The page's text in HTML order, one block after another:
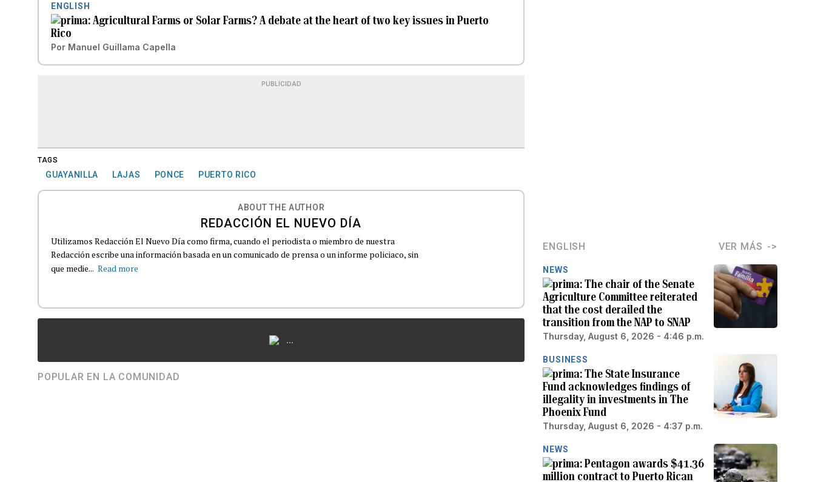
ENGLISH
Agricultural Farms or Solar Farms? A debate at the heart of two key issues in Puerto
Rico
Por Manuel Guillama Capella
PUBLICIDAD
TAGS
GUAYANILLA LAJAS PONCE PUERTO RICO
ABOUT THE AUTHOR
REDACCIÓN EL NUEVO DÍA
Utilizamos Redacción El Nuevo Día como firma, cuando el periodista o miembro de nuestra
Redacción escribe una información basada en un comunicado de prensa o un informe policiaco, sin
que medie... Read more
...
POPULAR EN LA COMUNIDAD
ENGLISH VER MÁS
NEWS
The chair of the Senate
Agriculture Committee reiterated
that the cost derailed the
transition from the NAP to SNAP
Thursday, August 6, 2026 - 4:46 p.m.
BUSINESS
The State Insurance
Fund acknowledges findings of
illegality in investments in The
Phoenix Fund
Thursday, August 6, 2026 - 4:37 p.m.
NEWS
Pentagon awards $41.36
million contract to Puerto Rican